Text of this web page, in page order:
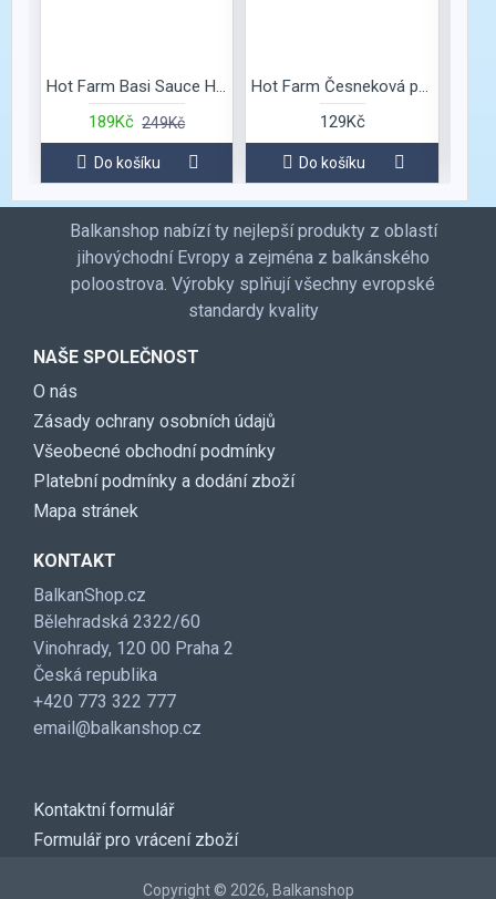
Hot Farm Basi Sauce HOT DAMN SAUCE
189Kč 249Kč
Do košíku
Hot Farm Česneková pasta s papričkou „Bulharský duch“
129Kč
Do košíku
Balkanshop nabízí ty nejlepší produkty z oblastí
jihovýchodní Evropy a zejména z balkánského
poloostrova. Výrobky splňují všechny evropské
standardy kvality
NAŠE SPOLEČNOST
O nás
Zásady ochrany osobních údajů
Všeobecné obchodní podmínky
Platební podmínky a dodání zboží
Mapa stránek
KONTAKT
BalkanShop.cz
Bělehradská 2322/60
Vinohrady, 120 00 Praha 2
Česká republika
+420 773 322 777
email@balkanshop.cz
Kontaktní formulář
Formulář pro vrácení zboží
Copyright © 2026, Balkanshop